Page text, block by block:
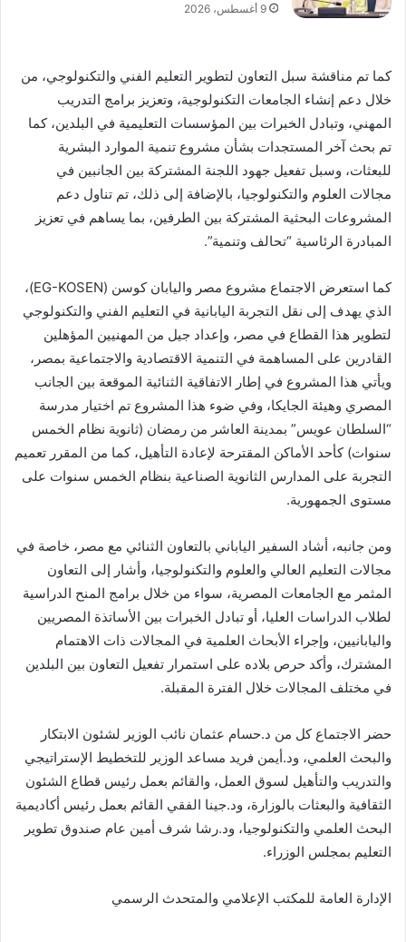
9 أغسطس، 2026
كما تم مناقشة سبل التعاون لتطوير التعليم الفني والتكنولوجي، من
خلال دعم إنشاء الجامعات التكنولوجية، وتعزيز برامج التدريب
المهني، وتبادل الخبرات بين المؤسسات التعليمية في البلدين، كما
تم بحث آخر المستجدات بشأن مشروع تنمية الموارد البشرية
للبعثات، وسبل تفعيل جهود اللجنة المشتركة بين الجانبين في
مجالات العلوم والتكنولوجيا، بالإضافة إلى ذلك، تم تناول دعم
المشروعات البحثية المشتركة بين الطرفين، بما يساهم في تعزيز
المبادرة الرئاسية “تحالف وتنمية”.
كما استعرض الاجتماع مشروع مصر واليابان كوسن (EG-KOSEN)،
الذي يهدف إلى نقل التجربة اليابانية في التعليم الفني والتكنولوجي
لتطوير هذا القطاع في مصر، وإعداد جيل من المهنيين المؤهلين
القادرين على المساهمة في التنمية الاقتصادية والاجتماعية بمصر،
ويأتي هذا المشروع في إطار الاتفاقية الثنائية الموقعة بين الجانب
المصري وهيئة الجايكا، وفي ضوء هذا المشروع تم اختيار مدرسة
“السلطان عويس” بمدينة العاشر من رمضان (ثانوية نظام الخمس
سنوات) كأحد الأماكن المقترحة لإعادة التأهيل، كما من المقرر تعميم
التجربة على المدارس الثانوية الصناعية بنظام الخمس سنوات على
مستوى الجمهورية.
ومن جانبه، أشاد السفير الياباني بالتعاون الثنائي مع مصر، خاصة في
مجالات التعليم العالي والعلوم والتكنولوجيا، وأشار إلى التعاون
المثمر مع الجامعات المصرية، سواء من خلال برامج المنح الدراسية
لطلاب الدراسات العليا، أو تبادل الخبرات بين الأساتذة المصريين
واليابانيين، وإجراء الأبحاث العلمية في المجالات ذات الاهتمام
المشترك، وأكد حرص بلاده على استمرار تفعيل التعاون بين البلدين
في مختلف المجالات خلال الفترة المقبلة.
حضر الاجتماع كل من د.حسام عثمان نائب الوزير لشئون الابتكار
والبحث العلمي، ود.أيمن فريد مساعد الوزير للتخطيط الإستراتيجي
والتدريب والتأهيل لسوق العمل، والقائم بعمل رئيس قطاع الشئون
الثقافية والبعثات بالوزارة، ود.جينا الفقي القائم بعمل رئيس أكاديمية
البحث العلمي والتكنولوجيا، ود.رشا شرف أمين عام صندوق تطوير
التعليم بمجلس الوزراء.
الإدارة العامة للمكتب الإعلامي والمتحدث الرسمي